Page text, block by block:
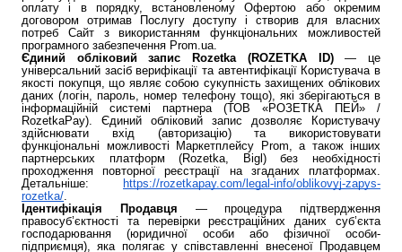
оплату і в порядку, встановленому Офертою або окремим
договором отримав Послугу доступу і створив для власних
потреб Сайт з використанням функціональних можливостей
програмного забезпечення Prom.ua.
Єдиний обліковий запис Rozetka (ROZETKA ID)— це
універсальний засіб верифікації та автентифікації Користувача в
якості покупця, що являє собою сукупність захищених облікових
даних (логін, пароль, номер телефону тощо), які зберігаються в
інформаційній системі партнера (ТОВ «РОЗЕТКА ПЕЙ» /
RozetkaPay). Єдиний обліковий запис дозволяє Користувачу
здійснювати вхід (авторизацію) та використовувати
функціональні можливості Маркетплейсу Prom, а також інших
партнерських платформ (Rozetka, Bigl) без необхідності
проходження повторної реєстрації на згаданих платформах.
Детальніше:
https://rozetkapay.com/legal-info/oblikovyj-zapys-
rozetka/.
Ідентифікація Продавця — процедура підтвердження
правосуб’єктності та перевірки реєстраційних даних суб’єкта
господарювання (юридичної особи або фізичної особи-
підприємця), яка полягає у співставленні внесеної Продавцем